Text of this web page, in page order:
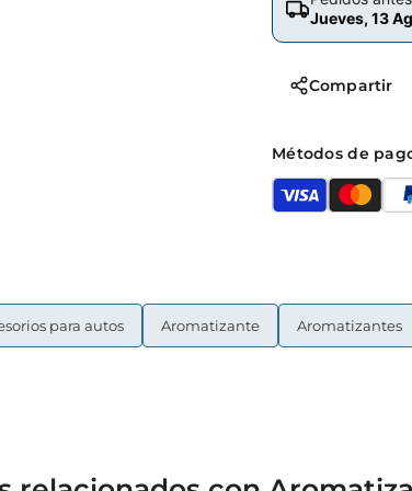
Jueves, 13
Compartir
Métodos de
para autos Aromatizante Aromatizantes